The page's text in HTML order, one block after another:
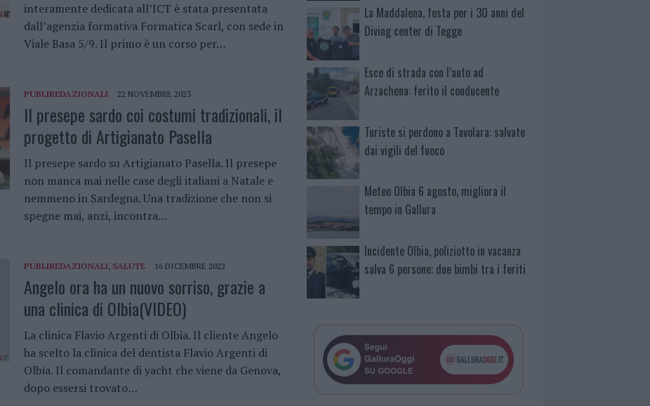
interamente dedicata all’ICT è stata presentata
dall’agenzia formativa Formatica Scarl, con sede in
Viale Basa 5/9. Il primo è un corso per…
PUBLIREDAZIONALI 22 NOVEMBRE 2023
Il presepe sardo coi costumi tradizionali, il
progetto di Artigianato Pasella
Il presepe sardo su Artigianato Pasella. Il presepe
non manca mai nelle case degli italiani a Natale e
nemmeno in Sardegna. Una tradizione che non si
spegne mai, anzi, incontra…
PUBLIREDAZIONALI, SALUTE 16 DICEMBRE 2022
Angelo ora ha un nuovo sorriso, grazie a
una clinica di Olbia(VIDEO)
La clinica Flavio Argenti di Olbia. Il cliente Angelo
ha scelto la clinica del dentista Flavio Argenti di
Olbia. Il comandante di yacht che viene da Genova,
dopo essersi trovato…
La Maddalena, festa per i 30 anni del
Diving center di Tegge
Esce di strada con l’auto ad
Arzachena: ferito il conducente
Turiste si perdono a Tavolara: salvate
dai vigili del fuoco
Meteo Olbia 6 agosto, migliora il
tempo in Gallura
Incidente Olbia, poliziotto in vacanza
salva 6 persone: due bimbi tra i feriti